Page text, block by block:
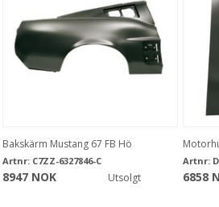
Bakskärm Mustang 67 FB Hö
Artnr: C7ZZ-6327846-C
8947 NOK Utsolgt
Artnr:
6858